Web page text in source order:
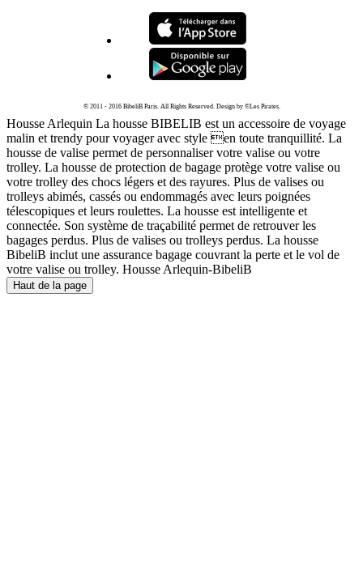
© 2011 - 2016 BibeliB Paris. All Rights Reserved. Design by ©Les Pirates.
Housse Arlequin La housse BIBELIB est un accessoire de voyage
malin et trendy pour voyager avec style en toute tranquillité. La
housse de valise permet de personnaliser votre valise ou votre
trolley. La housse de protection de bagage protège votre valise ou
votre trolley des chocs légers et des rayures. Plus de valises ou
trolleys abimés, cassés ou endommagés avec leurs poignées
télescopiques et leurs roulettes. La housse est intelligente et
connectée. Son système de traçabilité permet de retrouver les
bagages perdus. Plus de valises ou trolleys perdus. La housse
BibeliB inclut une assurance bagage couvrant la perte et le vol de
votre valise ou trolley. Housse Arlequin-BibeliB
Haut de la page